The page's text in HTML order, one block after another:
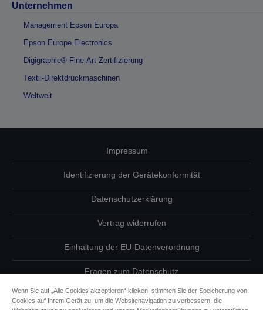
Unternehmen
Management Epson Europa
Epson Europe Electronics
Digigraphie® Fine-Art-Zertifizierung
Textil-Direktdruckmaschinen
Weltweit
Impressum
Identifizierung der Gerätekonformität
Datenschutzerklärung
Vertrag widerrufen
Einhaltung der EU-Datenverordnung
Fragen zum Datenschutz
Informationen zu Cookies
Wenn Sie auf „Alle Cookies akzeptieren“ klicken, stimmen Sie der Speicherung von
Cookies auf Ihrem Gerät zu, um die Websitenavigation zu verbessern, die